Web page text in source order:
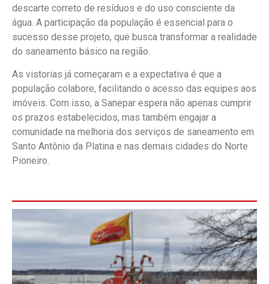
descarte correto de resíduos e do uso consciente da
água. A participação da população é essencial para o
sucesso desse projeto, que busca transformar a realidade
do saneamento básico na região.
As vistorias já começaram e a expectativa é que a
população colabore, facilitando o acesso das equipes aos
imóveis. Com isso, a Sanepar espera não apenas cumprir
os prazos estabelecidos, mas também engajar a
comunidade na melhoria dos serviços de saneamento em
Santo Antônio da Platina e nas demais cidades do Norte
Pioneiro.